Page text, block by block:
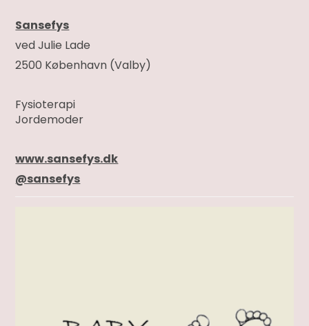
Sansefys
ved Julie Lade
2500 København (Valby)
Fysioterapi
Jordemoder
www.sansefys.dk
@sansefys